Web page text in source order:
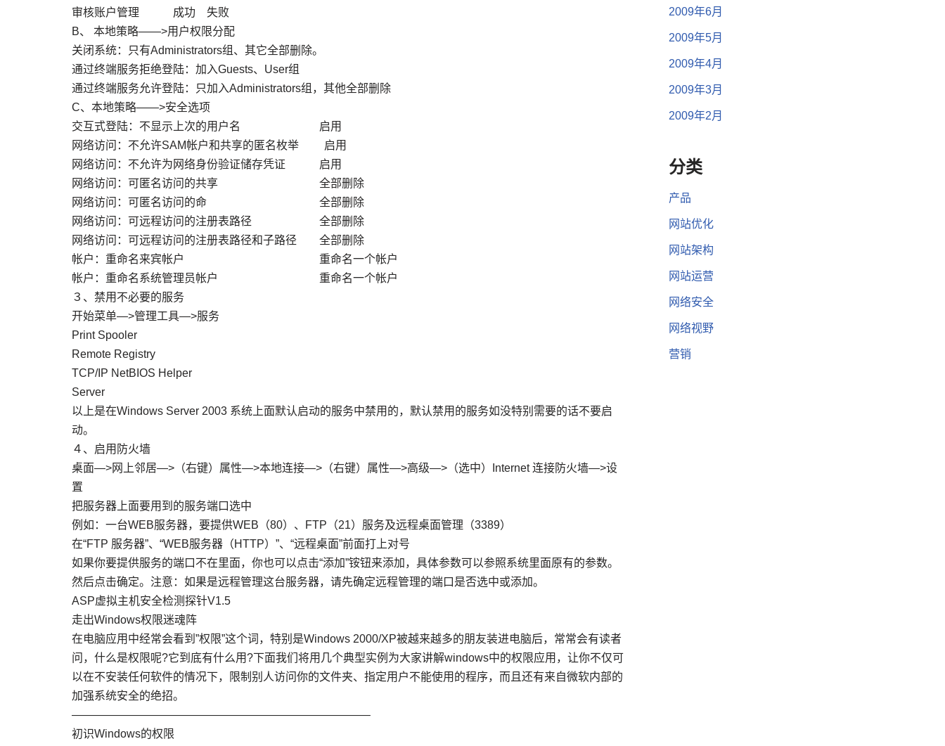
审核账户管理 成功 失败
B、 本地策略——>用户权限分配
关闭系统：只有Administrators组、其它全部删除。
通过终端服务拒绝登陆：加入Guests、User组
通过终端服务允许登陆：只加入Administrators组，其他全部删除
C、本地策略——>安全选项
交互式登陆：不显示上次的用户名 启用
网络访问：不允许SAM帐户和共享的匿名枚举 启用
网络访问：不允许为网络身份验证储存凭证 启用
网络访问：可匿名访问的共享 全部删除
网络访问：可匿名访问的命 全部删除
网络访问：可远程访问的注册表路径 全部删除
网络访问：可远程访问的注册表路径和子路径 全部删除
帐户：重命名来宾帐户 重命名一个帐户
帐户：重命名系统管理员帐户 重命名一个帐户
３、禁用不必要的服务
开始菜单—>管理工具—>服务
Print Spooler
Remote Registry
TCP/IP NetBIOS Helper
Server
以上是在Windows Server 2003 系统上面默认启动的服务中禁用的，默认禁用的服务如没特别需要的话不要启
动。
４、启用防火墙
桌面—>网上邻居—>（右键）属性—>本地连接—>（右键）属性—>高级—>（选中）Internet 连接防火墙—>设
置
把服务器上面要用到的服务端口选中
例如：一台WEB服务器，要提供WEB（80）、FTP（21）服务及远程桌面管理（3389）
在“FTP 服务器”、“WEB服务器（HTTP）”、“远程桌面”前面打上对号
如果你要提供服务的端口不在里面，你也可以点击“添加”铵钮来添加，具体参数可以参照系统里面原有的参数。
然后点击确定。注意：如果是远程管理这台服务器，请先确定远程管理的端口是否选中或添加。
ASP虚拟主机安全检测探针V1.5
走出Windows权限迷魂阵
在电脑应用中经常会看到”权限”这个词，特别是Windows 2000/XP被越来越多的朋友装进电脑后，常常会有读者
问，什么是权限呢?它到底有什么用?下面我们将用几个典型实例为大家讲解windows中的权限应用，让你不仅可
以在不安装任何软件的情况下，限制别人访问你的文件夹、指定用户不能使用的程序，而且还有来自微软内部的
加强系统安全的绝招。
——————————————————————————–
初识Windows的权限
2009年6月
2009年5月
2009年4月
2009年3月
2009年2月
分类
产品
网站优化
网站架构
网站运营
网络安全
网络视野
营销